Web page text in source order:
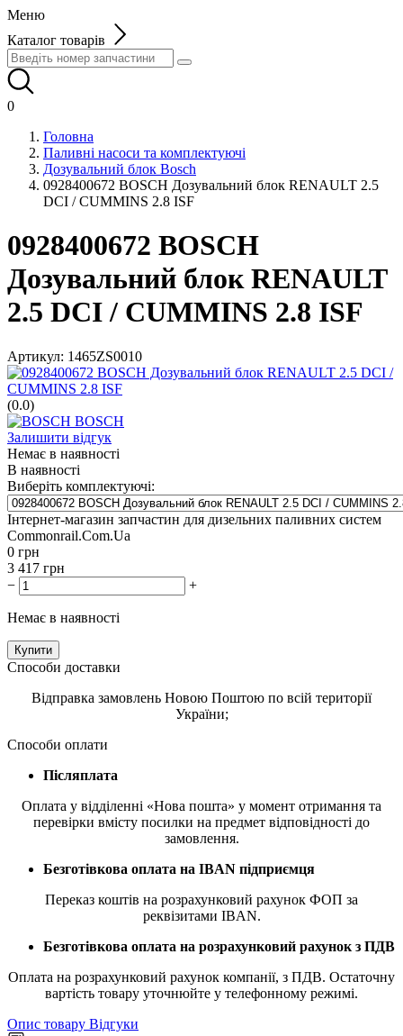
Меню
Каталог товарів
0
Головна
Паливні насоси та комплектуючі
Дозувальний блок Bosch
0928400672 BOSCH Дозувальний блок RENAULT 2.5
DCI / CUMMINS 2.8 ISF
0928400672 BOSCH
Дозувальний блок RENAULT
2.5 DCI / CUMMINS 2.8 ISF
Артикул: 1465ZS0010
(0.0)
BOSCH
Залишити відгук
Немає в наявності
В наявності
Виберіть комплектуючі:
Інтернет-магазин запчастин для дизельних паливних систем
Commonrail.Com.Ua
0 грн
3 417 грн
−
+
Немає в наявності
Купити
Способи доставки
Відправка замовлень Новою Поштою по всій території
України;
Способи оплати
Післяплата
Оплата у відділенні «Нова пошта» у момент отримання та
перевірки вмісту посилки на предмет відповідності до
замовлення.
Безготівкова оплата на IBAN підприємця
Переказ коштів на розрахунковий рахунок ФОП за
реквізитами IBAN.
Безготівкова оплата на розрахунковий рахунок з ПДВ
Оплата на розрахунковий рахунок компанії, з ПДВ. Остаточну
вартість товару уточнюйте у телефонному режимі.
Опис товару Відгуки